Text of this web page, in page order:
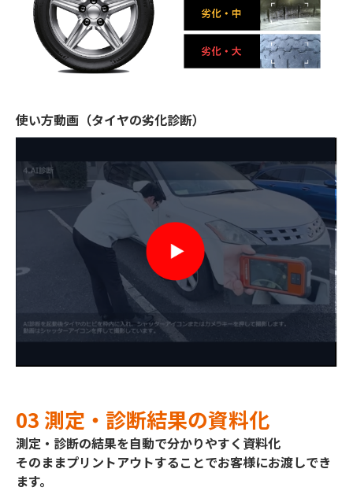
使い方動画（タイヤの劣化診断）
03 測定・診断結果の資料化
測定・診断の結果を自動で分かりやすく資料化
そのままプリントアウトすることでお客様にお渡しでき
ます。